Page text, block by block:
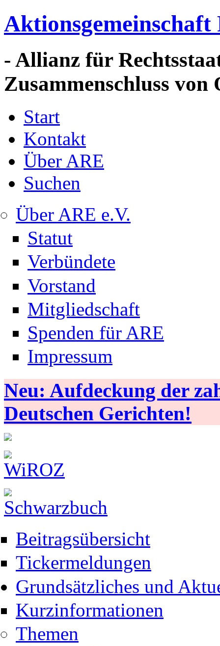
Aktionsgemeinschaft
- Allianz für
Zusammenschluss
Start
Kontakt
Über ARE
Suchen
Über ARE e.V.
Statut
Verbündete
Vorstand
Mitgliedschaft
Spenden für ARE
Impressum
Neu: Aufdeckung der
Deutschen Gerichten!
Beitragsübersicht
Tickermeldungen
Grundsätzliches und
Kurzinformationen
Themen